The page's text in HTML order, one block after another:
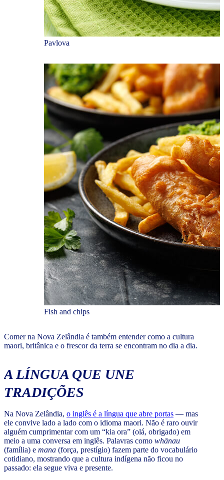
Pavlova
Fish and chips
Comer na Nova Zelândia é também entender como a cultura
maori, britânica e o frescor da terra se encontram no dia a dia.
A LÍNGUA QUE UNE
TRADIÇÕES
Na Nova Zelândia, o inglês é a língua que abre portas — mas
ele convive lado a lado com o idioma maori. Não é raro ouvir
alguém cumprimentar com um “kia ora” (olá, obrigado) em
meio a uma conversa em inglês. Palavras como whānau
(família) e mana (força, prestígio) fazem parte do vocabulário
cotidiano, mostrando que a cultura indígena não ficou no
passado: ela segue viva e presente.